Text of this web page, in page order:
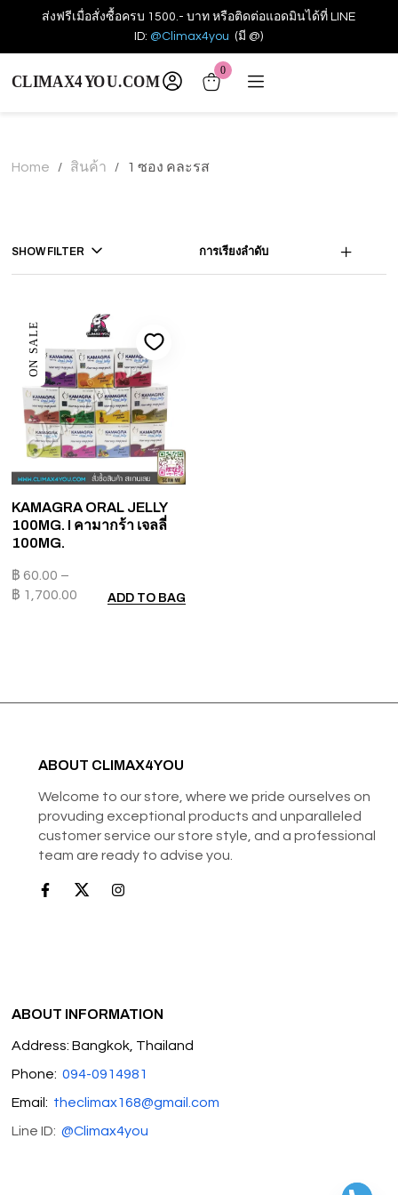
ส่งฟรีเมื่อสั่งซื้อครบ 1500.- บาท หรือติดต่อแอดมินได้ที่ LINE
ID: @Climax4you (มี @)
0
Home / สินค้า / 1 ซอง คละรส
SHOW FILTER การเรียงลำดับ
ON SALE
KAMAGRA ORAL JELLY
100MG. I คามากร้า เจลลี่
100MG.
฿ 60.00 –
฿ 1,700.00 ADD TO BAG
ABOUT CLIMAX4YOU
Welcome to our store, where we pride ourselves on
provuding exceptional products and unparalleled
customer service our store style, and a professional
team are ready to advise you.
ABOUT INFORMATION
Address: Bangkok, Thailand
Phone: 094-0914981
Email: theclimax168@gmail.com
Line ID:@Climax4you